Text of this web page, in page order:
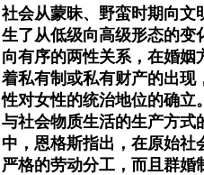
社会从蒙昧、野蛮时期向文
生了从低级向高级形态的变
向有序的两性关系，在婚姻
着私有制或私有财产的出现
性对女性的统治地位的确立
与社会物质生活的生产方式
中，恩格斯指出，在原始社
严格的劳动分工，而且群婚